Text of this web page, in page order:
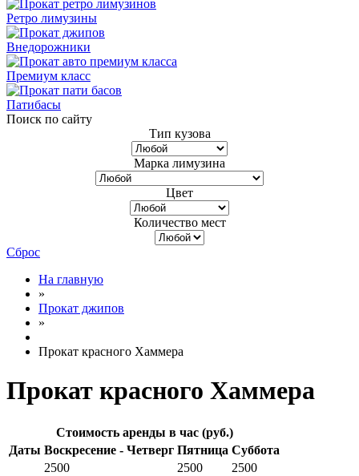
Ретро лимузины
Внедорожники
Премиум класс
Патибасы
Поиск по сайту
Тип кузова
Марка лимузина
Цвет
Количество мест
Сброс
На главную
»
Прокат джипов
»
Прокат красного Хаммера
Прокат красного Хаммера
Стоимость аренды в час (руб.)
Даты Воскресение - Четверг Пятница Суббота
2500
2500 2500